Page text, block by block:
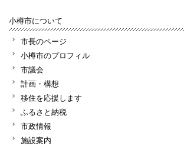
小樽市について
市長のページ
小樽市のプロフィル
市議会
計画・構想
移住を応援します
ふるさと納税
市政情報
施設案内